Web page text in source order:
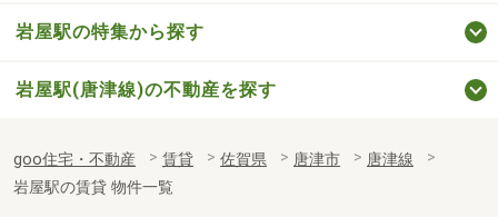
岩屋駅の特集から探す
岩屋駅(唐津線)の不動産を探す
goo住宅・不動産 賃貸 佐賀県 唐津市
唐津線
岩屋駅の賃貸 物件一覧